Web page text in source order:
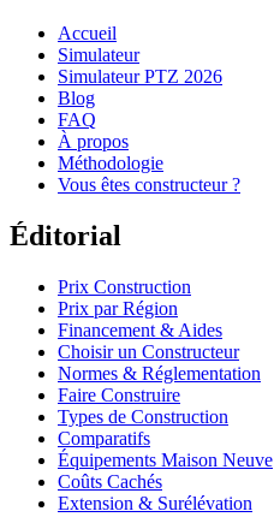
Accueil
Simulateur
Simulateur PTZ 2026
Blog
FAQ
À propos
Méthodologie
Vous êtes constructeur ?
Éditorial
Prix Construction
Prix par Région
Financement & Aides
Choisir un Constructeur
Normes & Réglementation
Faire Construire
Types de Construction
Comparatifs
Équipements Maison Neuve
Coûts Cachés
Extension & Surélévation